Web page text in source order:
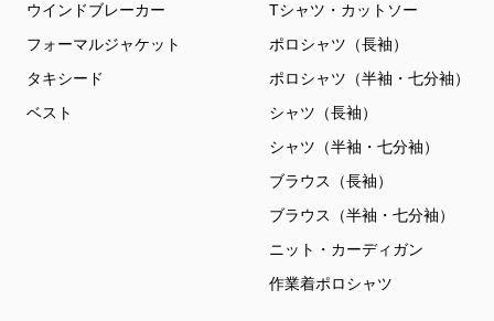
ウインドブレーカー
フォーマルジャケット
タキシード
ベスト
Tシャツ・カットソー
ポロシャツ（長袖）
ポロシャツ（半袖・七分袖）
シャツ（長袖）
シャツ（半袖・七分袖）
ブラウス（長袖）
ブラウス（半袖・七分袖）
ニット・カーディガン
作業着ポロシャツ